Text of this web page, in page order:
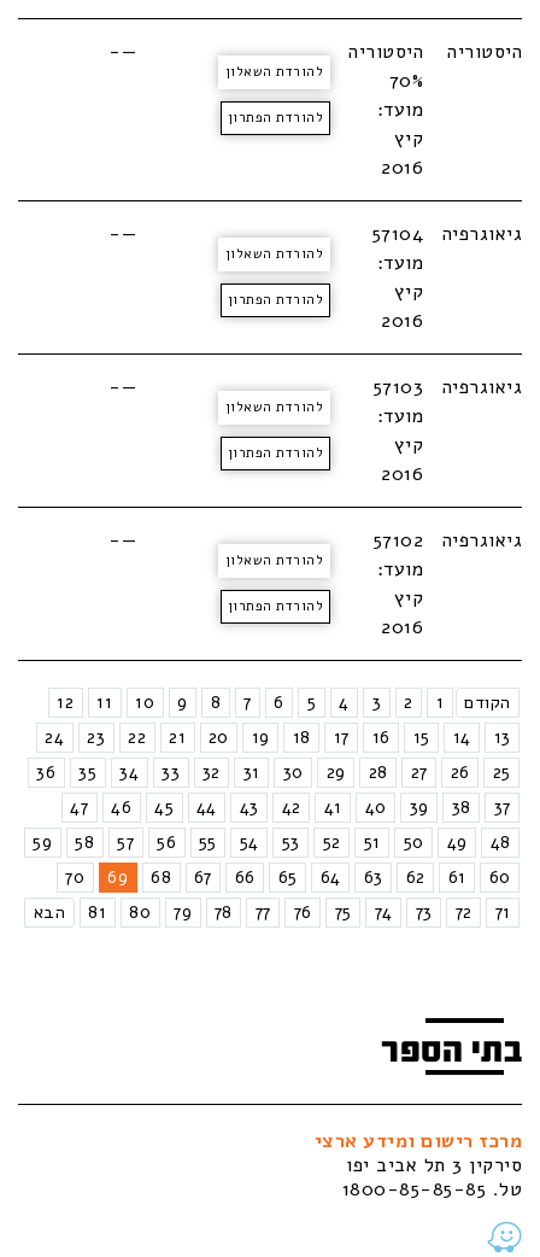
היסטוריה
היסטוריה
70%
מועד:
קיץ
2016
להורדת השאלון
להורדת הפתרון
—-
גיאוגרפיה
57104
מועד:
קיץ
2016
להורדת השאלון
להורדת הפתרון
—-
גיאוגרפיה
57103
מועד:
קיץ
2016
להורדת השאלון
להורדת הפתרון
—-
גיאוגרפיה
57102
מועד:
קיץ
2016
להורדת השאלון
להורדת הפתרון
—-
הקודם 1
2
3
4
5
6
7
8
9
10
11
12
13
14
15
16
17
18
19
20
21
22
23
24
25
26
27
28
29
30
31
32
33
34
35
36
37
38
39
40
41
42
43
44
45
46
47
48
49
50
51
52
53
54
55
56
57
58
59
60
61
62
63
64
65
66
67
68
69
70
71
72
73
74
75
76
77
78
79
80
81 הבא
בתי הספר
מרכז רישום ומידע ארצי
סירקין 3 תל אביב יפו
טל. 1800-85-85-85